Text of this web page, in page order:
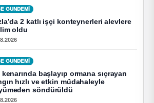
GUNDEMİ
2 katlı işçi konteynerleri alevlere
oldu
GUNDEMİ
kenarında başlayıp ormana sıçrayan
hızlı ve etkin müdahaleyle
söndürüldü